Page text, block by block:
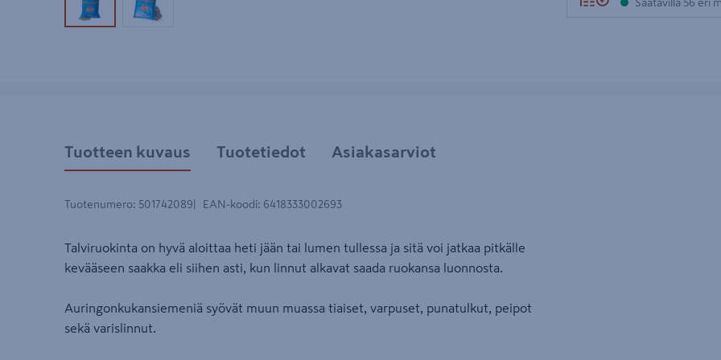
Tuotekuva 1Tuotekuva 2
Saatavilla 56 eri
Tuotteen kuvaus Tuotetiedot Asiakasarviot
Tuotenumero: 501742089 EAN-koodi: 6418333002693
Talviruokinta on hyvä aloittaa heti jään tai lumen tullessa ja sitä voi jatkaa pitkälle
kevääseen saakka eli siihen asti, kun linnut alkavat saada ruokansa luonnosta.
Auringonkukansiemeniä syövät muun muassa tiaiset, varpuset, punatulkut, peipot
sekä varislinnut.